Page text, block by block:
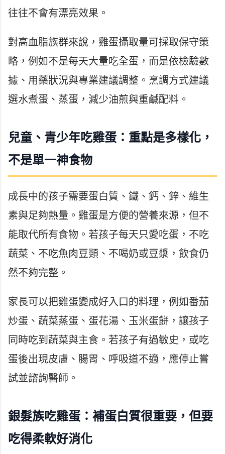
往往不會有漂亮效果。
對高血脂族群來說，雞蛋攝取量可採取保守策
略，例如不是每天大量吃全蛋，而是依檢驗數
據、用藥狀況與專業建議調整。烹調方式建議
選水煮蛋、蒸蛋，減少油煎與重鹹配料。
兒童、青少年吃雞蛋：重點是多樣化，
不是單一神食物
成長中的孩子需要蛋白質、鐵、鈣、鋅、維生
素與足夠熱量。雞蛋是方便的營養來源，但不
能取代所有食物。若孩子每天只愛吃蛋，不吃
蔬菜、不吃魚肉豆類、不喝奶或豆漿，飲食仍
然不夠完整。
家長可以把雞蛋變成好入口的料理，例如番茄
炒蛋、蔬菜蒸蛋、蛋花湯、玉米蛋餅，讓孩子
同時吃到蔬菜與主食。若孩子有過敏史，或吃
蛋後出現皮膚、腸胃、呼吸道不適，應停止嘗
試並諮詢醫師。
銀髮族吃雞蛋：補蛋白質很重要，但要
吃得柔軟好消化